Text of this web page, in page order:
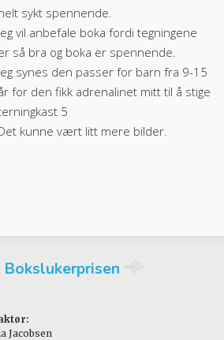
sykt spennende.
vil anbefale boka fordi tegningene
så bra og boka er spennende.
synes den passer for barn fra 9-15
for den fikk adrenalinet mitt til å stige
5
kunne vært litt mere bilder.
Bokslukerprisen
Jacobsen